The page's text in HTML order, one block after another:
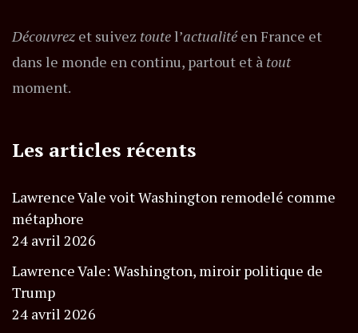
Découvrez et suivez toutel’actualitéen France et
dans le monde en continu, partout et à tout
moment.
Les articles récents
Lawrence Vale voit Washington remodelé comme
métaphore
24 avril 2026
Lawrence Vale: Washington, miroir politique de
Trump
24 avril 2026